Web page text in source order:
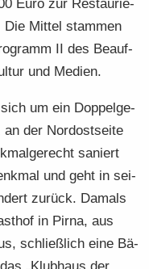
Euro zur Re­stau­rie­
Die Mit­tel stam­men
II des Be­auf­
und Me­di­en.
um ein Dop­pel­ge­
der Nord­ost­sei­te
sa­niert
und geht in sei­
zu­rück. Da­mals
in Pirna, aus
schließ­lich eine Bä­